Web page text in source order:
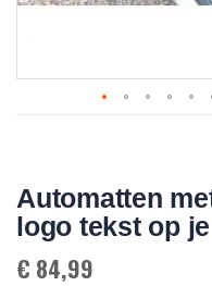
of
the
images
gallery
Automatten
logo tekst op
€ 84,99